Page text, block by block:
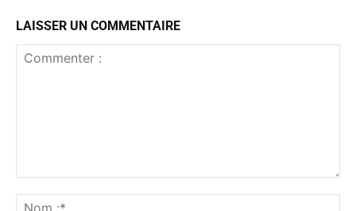
LAISSER UN COMMENTAIRE